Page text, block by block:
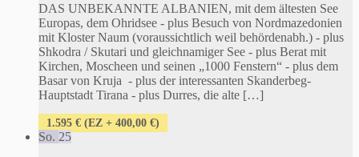
DAS UNBEKANNTE ALBANIEN, mit dem ältesten See
Europas, dem Ohridsee - plus Besuch von Nordmazedonien
mit Kloster Naum (voraussichtlich weil behördenabh.) - plus
Shkodra / Skutari und gleichnamiger See - plus Berat mit
Kirchen, Moscheen und seinen „1000 Fenstern“ - plus dem
Basar von Kruja - plus der interessanten Skanderbeg-
Hauptstadt Tirana - plus Durres, die alte […]
1.595 € (EZ + 400,00 €)
So. 25